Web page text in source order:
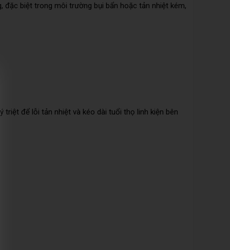
đặc biệt trong môi trường bụi bẩn hoặc tản nhiệt kém,
triệt để lỗi tản nhiệt và kéo dài tuổi thọ linh kiện bên